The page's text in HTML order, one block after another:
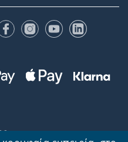
FacebookInstagram
YouTubeLinkedIn